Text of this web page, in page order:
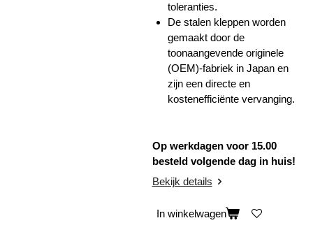
toleranties.
De stalen kleppen worden
gemaakt door de
toonaangevende originele
(OEM)-fabriek in Japan en
zijn een directe en
kostenefficiënte vervanging.
Op werkdagen voor 15.00
besteld volgende dag in huis!
Bekijk details
In winkelwagen